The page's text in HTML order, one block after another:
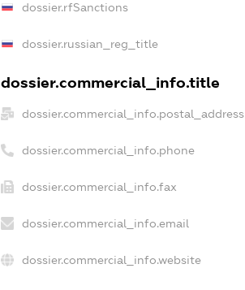
dossier.rfSanctions
dossier.russian_reg_title
dossier.commercial_info.title
dossier.commercial_info.postal_address
dossier.commercial_info.phone
dossier.commercial_info.fax
dossier.commercial_info.email
dossier.commercial_info.website